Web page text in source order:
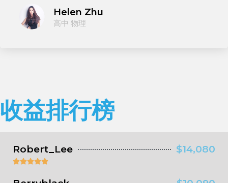
Helen Zhu
高中 物理
收益排行榜
Robert_Lee $14,080
